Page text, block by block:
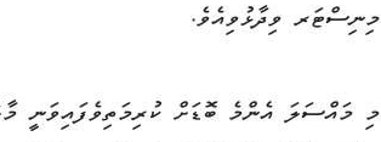
މިނިސްޓަރ ވިދާޅުވިއެވެ.
މި މައްސަލަ އެންމެ ބޮޑަށް ކުރިމަތިވެފައިވަނީ